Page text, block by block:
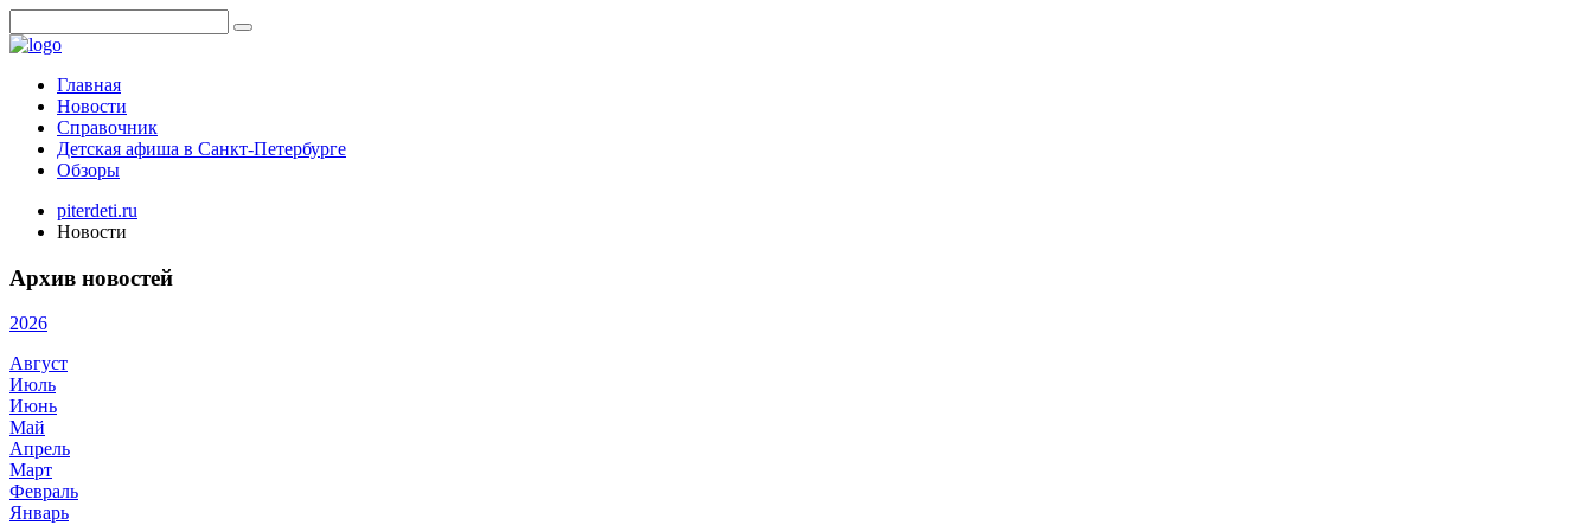
Главная
Новости
Справочник
Детская афиша в Санкт-Петербурге
Обзоры
piterdeti.ru
Новости
Архив новостей
2026
Август
Июль
Июнь
Май
Апрель
Март
Февраль
Январь